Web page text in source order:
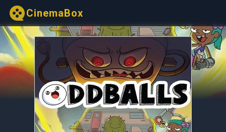
CinemaBox